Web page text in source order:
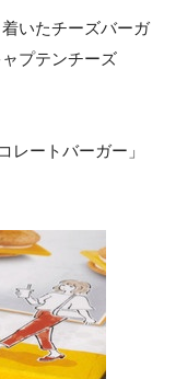
いたチーズバーガ
プテンチーズ
レートバーガー」